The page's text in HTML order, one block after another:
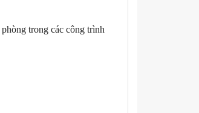
trong các công trình